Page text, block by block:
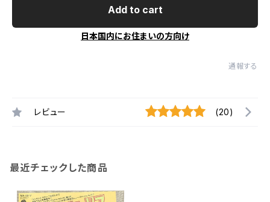
Add to cart
日本国内にお住まいの方向け
通報する
レビュー (20)
最近チェックした商品